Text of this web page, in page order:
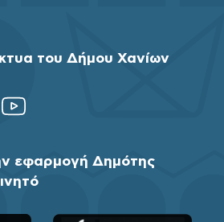
του Δήμου Χανίων
εφαρμογή Δημότης